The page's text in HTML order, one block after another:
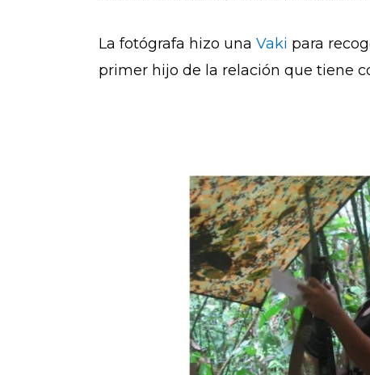
La fotógrafa hizo una Vaki para
primer hijo de la relación que tiene